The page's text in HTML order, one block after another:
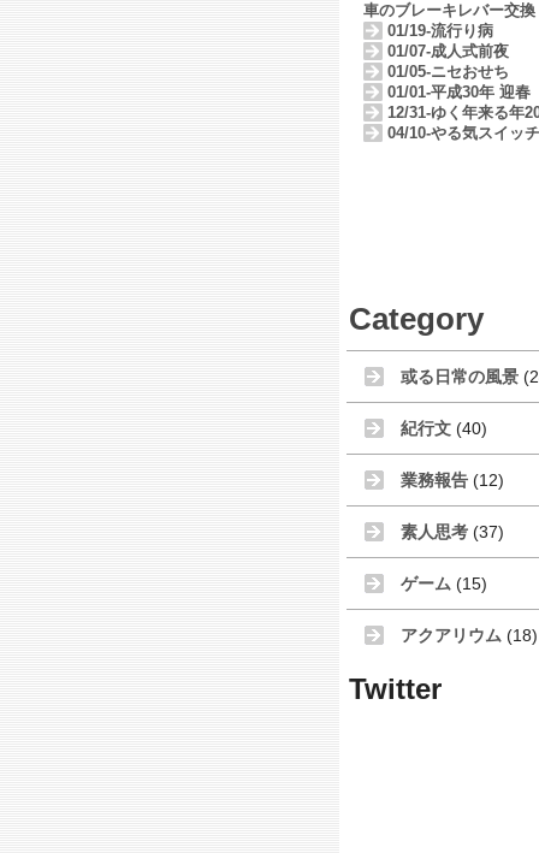
車のブレーキレバー交換
01/19-流行り病
01/07-成人式前夜
01/05-ニセおせち
01/01-平成30年 迎春
12/31-ゆく年来る年
04/10-やる気スイッチ
Category
或る日常の風景
紀行文 (40)
業務報告 (12)
素人思考 (37)
ゲーム (15)
アクアリウム (18)
Twitter